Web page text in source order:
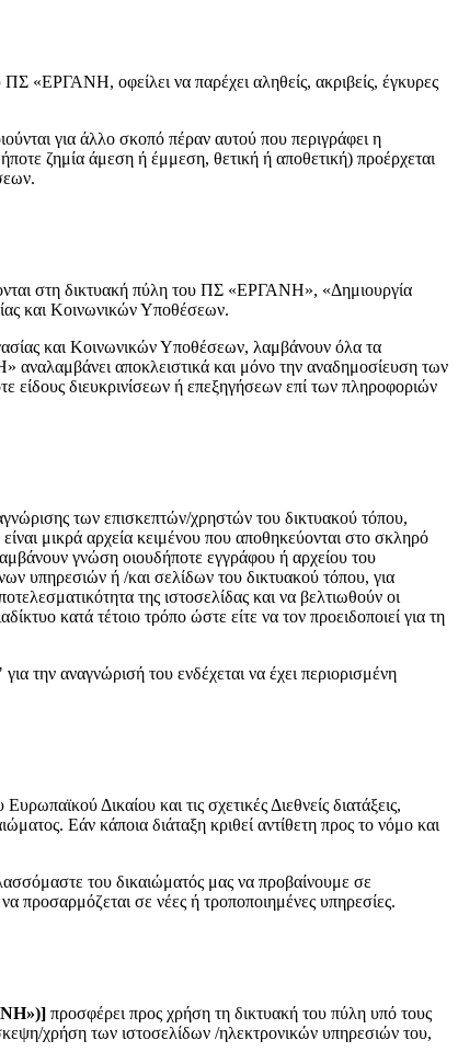
«ΕΡΓΑΝΗ, οφείλει να παρέχει αληθείς, ακριβείς, έγκυρες
για άλλο σκοπό πέραν αυτού που περιγράφει η
ζημία άμεση ή έμμεση, θετική ή αποθετική) προέρχεται
στη δικτυακή πύλη του ΠΣ «ΕΡΓΑΝΗ», «Δημιουργία
και Κοινωνικών Υποθέσεων.
και Κοινωνικών Υποθέσεων, λαμβάνουν όλα τα
αποκλειστικά και μόνο την αναδημοσίευση των
είδους διευκρινίσεων ή επεξηγήσεων επί των πληροφοριών
των επισκεπτών/χρηστών του δικτυακού τόπου,
μικρά αρχεία κειμένου που αποθηκεύονται στο σκληρό
γνώση οιουδήποτε εγγράφου ή αρχείου του
υπηρεσιών ή /και σελίδων του δικτυακού τόπου, για
της ιστοσελίδας και να βελτιωθούν οι
κατά τέτοιο τρόπο ώστε είτε να τον προειδοποιεί για τη
την αναγνώρισή του ενδέχεται να έχει περιορισμένη
Δικαίου και τις σχετικές Διεθνείς διατάξεις,
Εάν κάποια διάταξη κριθεί αντίθετη προς το νόμο και
του δικαιώματός μας να προβαίνουμε σε
προσαρμόζεται σε νέες ή τροποποιημένες υπηρεσίες.
]προσφέρει προς χρήση τη δικτυακή του πύλη υπό τους
χρήση των ιστοσελίδων /ηλεκτρονικών υπηρεσιών του,